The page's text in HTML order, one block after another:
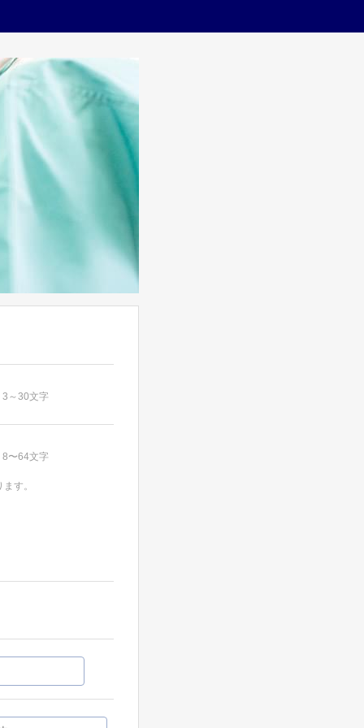
～30文字
〜64文字
す。